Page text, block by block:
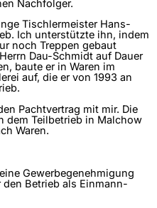
Nachfolger.
Tischlermeister Hans-
Ich unterstützte ihn, indem
noch Treppen gebaut
Dau-Schmidt auf Dauer
baute er in Waren im
auf, die er von 1993 an
Pachtvertrag mit mir. Die
dem Teilbetrieb in Malchow
Waren.
Gewerbegenehmigung
Betrieb als Einmann-